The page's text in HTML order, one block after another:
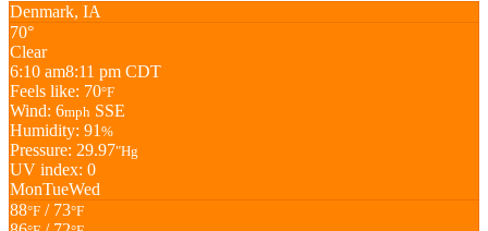
Denmark, IA
70°
Clear
6:10 am8:11 pm CDT
Feels like: 70°F
Wind: 6mph SSE
Humidity: 91 %
Pressure: 29.97"Hg
UV index: 0
MonTueWed
88°F / 73°F